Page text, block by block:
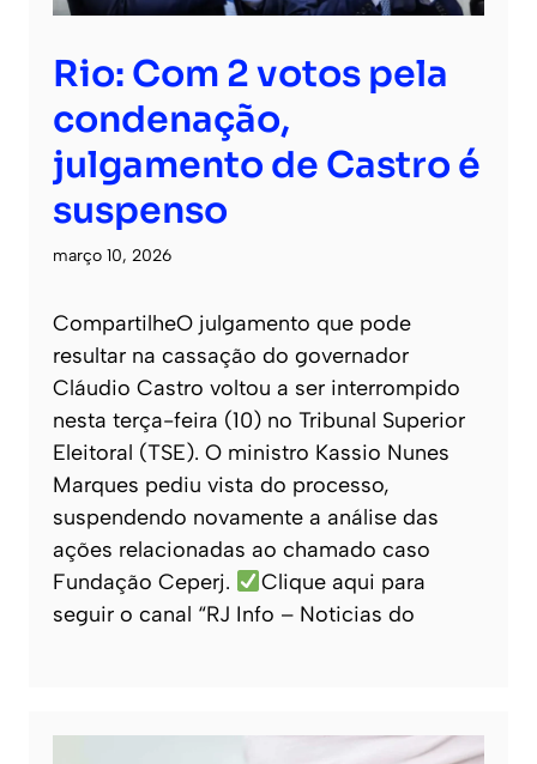
Rio: Com 2 votos pela
condenação,
julgamento de Castro é
suspenso
março 10, 2026
CompartilheO julgamento que pode
resultar na cassação do governador
Cláudio Castro voltou a ser interrompido
nesta terça-feira (10) no Tribunal Superior
Eleitoral (TSE). O ministro Kassio Nunes
Marques pediu vista do processo,
suspendendo novamente a análise das
ações relacionadas ao chamado caso
Fundação Ceperj.
Clique aqui para
seguir o canal “RJ Info – Noticias do